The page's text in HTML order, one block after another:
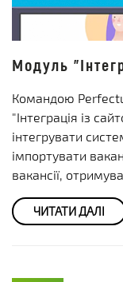
Модуль
Командою
"Інтеграція із
інтегрувати
імпортувати
вакансії,
ЧИТАТИ ДАЛІ